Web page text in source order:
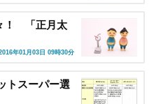
！ 「正月太
年01月03日 09時30分
トスーパー選